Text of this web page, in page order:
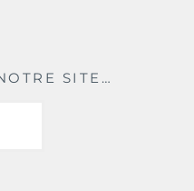
SITE…